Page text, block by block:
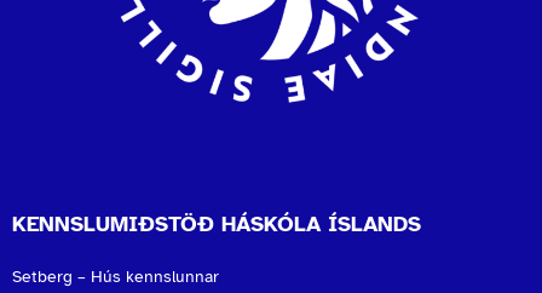
KENNSLUMIÐSTÖÐ HÁSKÓLA ÍSLANDS
Setberg – Hús kennslunnar